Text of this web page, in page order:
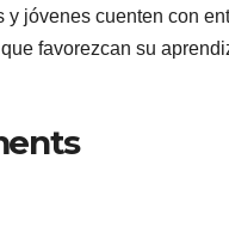
y jóvenes cuenten con
favorezcan su